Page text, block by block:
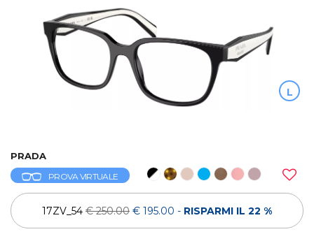
L
PRADA
PROVA VIRTUALE
17ZV_54 € 250.00 € 195.00 - RISPARMI IL 22 %